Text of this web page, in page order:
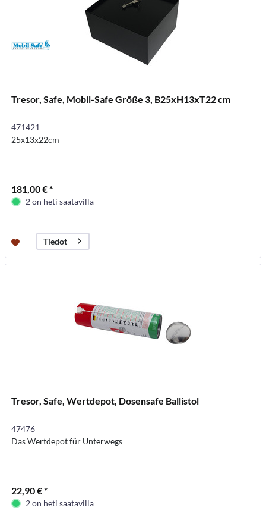
Tresor, Safe, Mobil-Safe Größe 3, B25xH13xT22 cm
471421
25x13x22cm
181,00 € *
2 on heti saatavilla
Tiedot
Tresor, Safe, Wertdepot, Dosensafe Ballistol
47476
Das Wertdepot für Unterwegs
22,90 € *
2 on heti saatavilla